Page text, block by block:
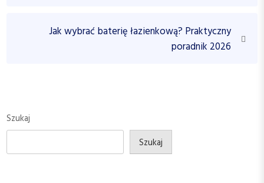
w
i
t
s
t
Jak wybrać baterię łazienkową? Praktyczny
poradnik 2026
Szukaj
Szukaj